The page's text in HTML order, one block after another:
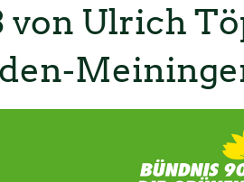
von Ulrich